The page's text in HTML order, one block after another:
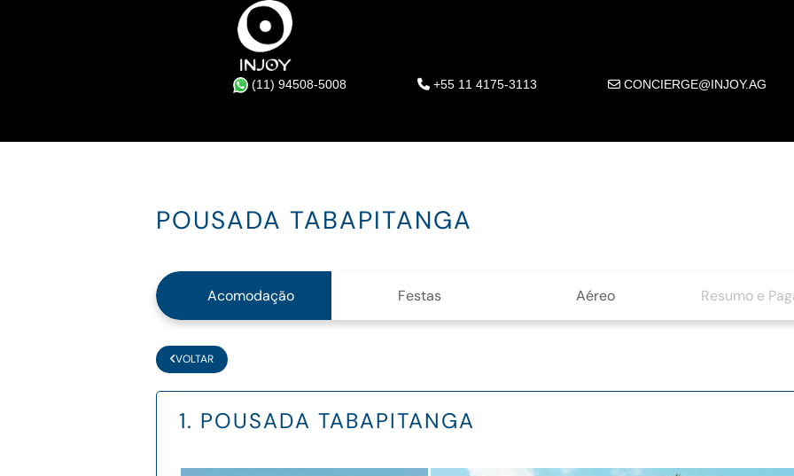
(11) 94508-5008 +55 11 4175-3113 CONCIERGE@INJOY.AG
POUSADA TABAPITANGA
VOLTAR
Acomodação Festas Aéreo Resumo e
1. POUSADA TABAPITANGA